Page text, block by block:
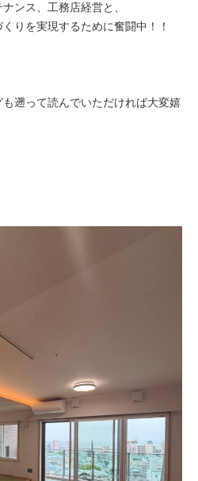
ンス、工務店経営と、
りを実現するために奮闘中！！
遡って読んでいただければ大変嬉